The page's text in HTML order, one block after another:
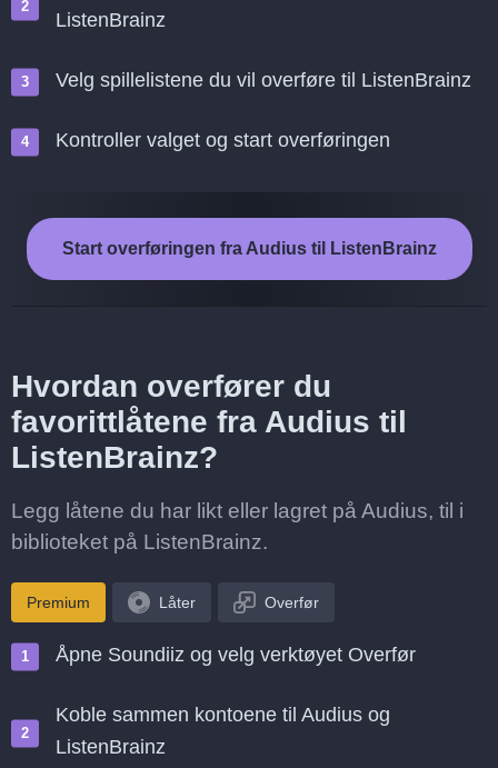
ListenBrainz
Velg spillelistene du vil overføre til ListenBrainz
Kontroller valget og start overføringen
Start overføringen fra Audius til ListenBrainz
Hvordan overfører du
favorittlåtene fra Audius til
ListenBrainz?
Legg låtene du har likt eller lagret på Audius, til i
biblioteket på ListenBrainz.
Premium Låter Overfør
Åpne Soundiiz og velg verktøyet Overfør
Koble sammen kontoene til Audius og
ListenBrainz